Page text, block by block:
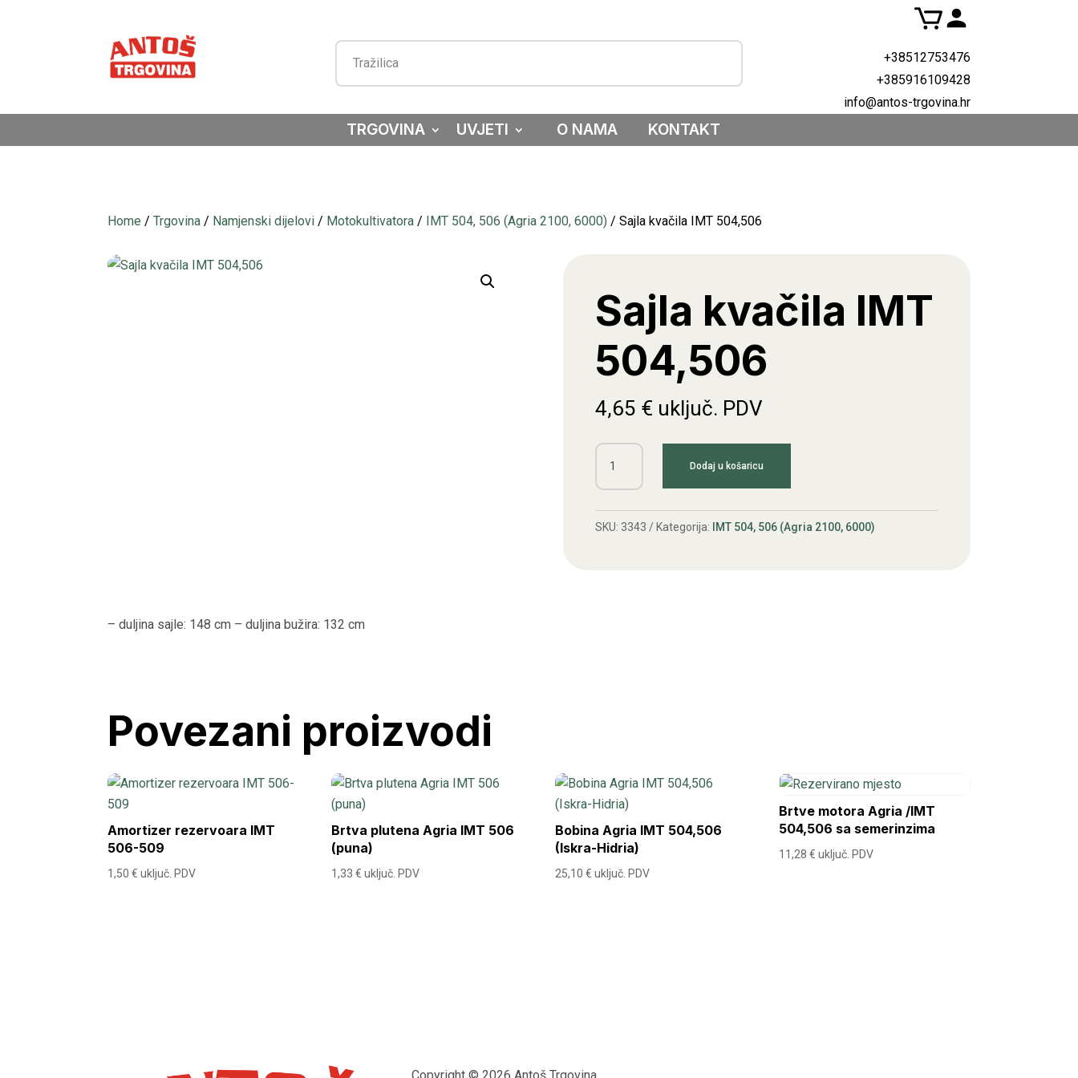
+38512753476
+385916109428
info@antos-trgovina.hr
TRGOVINA UVJETI O NAMA KONTAKT
Home /Trgovina / Namjenski dijelovi / Motokultivatora / IMT 504, 506 (Agria 2100, 6000) / Sajla kvačila IMT 504,506
Sajla kvačila IMT
504,506
4,65 € uključ. PDV
Sajla
kvačila
504,506
Dodaj u košaricu
SKU: 3343 Kategorija: IMT 504, 506 (Agria 2100, 6000)
– duljina sajle: 148 cm – duljina bužira: 132 cm
Povezani proizvodi
Amortizer rezervoara IMT
506-509
1,50€ uključ. PDV
Brtva plutena Agria IMT 506
(puna)
1,33€ uključ. PDV
Bobina Agria IMT 504,506
(Iskra-Hidria)
25,10€ uključ. PDV
Brtve motora Agria /IMT
504,506 sa semerinzima
11,28€ uključ. PDV